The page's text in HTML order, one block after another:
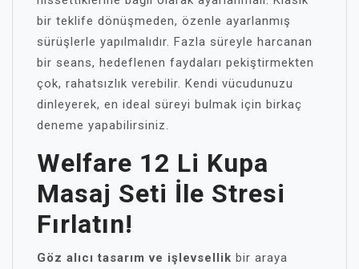
bir teklife dönüşmeden, özenle ayarlanmış
sürüşlerle yapılmalıdır. Fazla süreyle harcanan
bir seans, hedeflenen faydaları pekiştirmekten
çok, rahatsızlık verebilir. Kendi vücudunuzu
dinleyerek, en ideal süreyi bulmak için birkaç
deneme yapabilirsiniz.
Welfare 12 Li Kupa
Masaj Seti İle Stresi
Fırlatın!
Göz alıcı tasarım ve işlevsellik bir araya